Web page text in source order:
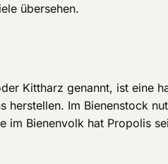
übersehen.
Kittharz genannt, ist eine
herstellen. Im Bienenstock
im Bienenvolk hat Propolis